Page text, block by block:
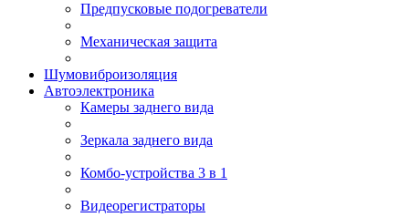
Предпусковые подогреватели
Механическая защита
Шумовиброизоляция
Автоэлектроника
Камеры заднего вида
Зеркала заднего вида
Комбо-устройства 3 в 1
Видеорегистраторы